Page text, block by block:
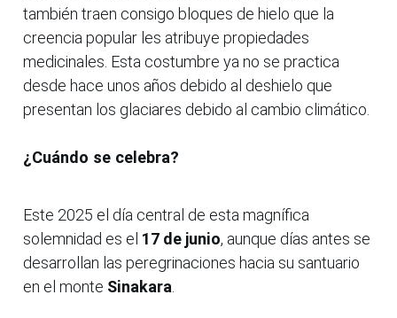
también traen consigo bloques de hielo que la
creencia popular les atribuye propiedades
medicinales. Esta costumbre ya no se practica
desde hace unos años debido al deshielo que
presentan los glaciares debido al cambio climático.
¿Cuándo se celebra?
Este 2025 el día central de esta magnífica
solemnidad es el 17 de junio, aunque días antes se
desarrollan las peregrinaciones hacia su santuario
en el monte Sinakara